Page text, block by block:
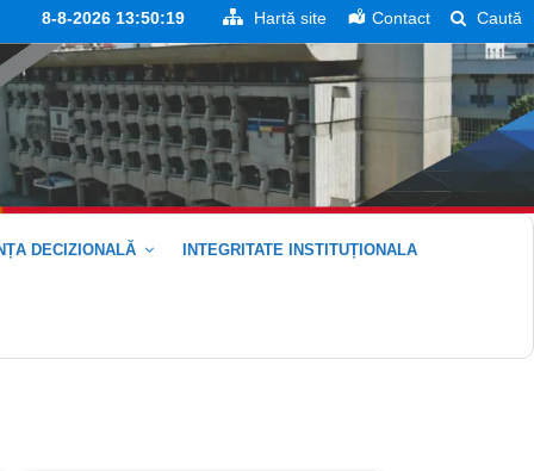
8-8-2026 13:50:20 Hartă site Contact Caută
DECIZIONALĂ INTEGRITATE INSTITUȚIONALA